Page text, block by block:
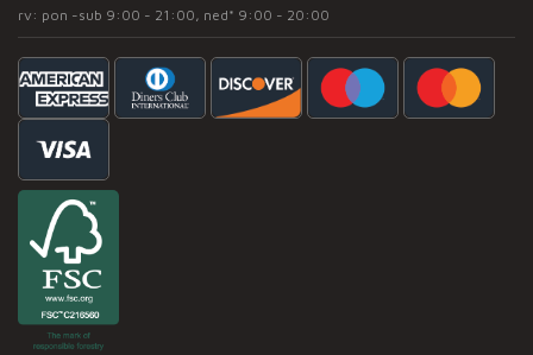
rv: pon -sub 9:00 - 21:00, ned* 9:00 - 20:00